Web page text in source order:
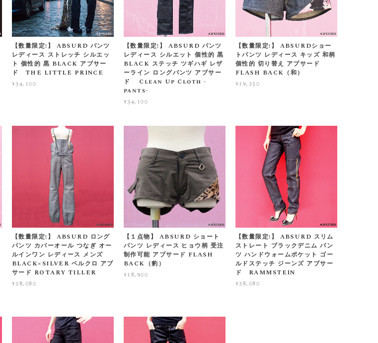
【数量限定!】 ABSURD パンツ
レディース ストレッチ シルエッ
ト 個性的 黒 BLACK アブサー
ド THE LITTLE PRINCE
¥34,100
【数量限定!】 ABSURD パンツ
レディース シルエット 個性的 黒
BLACK ステッチ ツギハギ レザ
ーライン ロングパンツ アブサー
ド Clean Up Cloth -
pants-
¥34,100
【数量限定!】 ABSURDショー
トパンツ レディース キッズ 和柄
個性的 切り替え アブサード
FLASH BACK（和）
¥19,250
【数量限定!】 ABSURD ロング
パンツ カバーオール つなぎ オー
ルインワン レディース メンズ
BLACK×SILVER ベルクロ アブ
サード ROTARY TILLER
¥28,080
【１点物】 ABSURD ショート
パンツ レディース ヒョウ柄 受注
制作可能 アブサード FLASH
BACK（豹）
¥18,900
【数量限定!】 ABSURD スリム
ストレート ブラックデニム パン
ツ ハンドウォームポケット ゴー
ルドステッチ ジーンズ アブサー
ド RAMMSTEIN
¥28,080